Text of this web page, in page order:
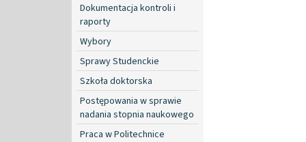
Dokumentacja kontroli i
raporty
Wybory
Sprawy Studenckie
Szkoła doktorska
Postępowania w sprawie
nadania stopnia naukowego
Praca w Politechnice